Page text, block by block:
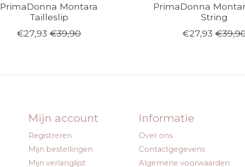
PrimaDonna Montara
Tailleslip
€27,93 €39,90
PrimaDonna
String
€27,93
Mijn account
Registreren
Mijn bestellingen
Mijn verlanglijst
Informatie
Over ons
Contactgegevens
Algemene voorwaarden